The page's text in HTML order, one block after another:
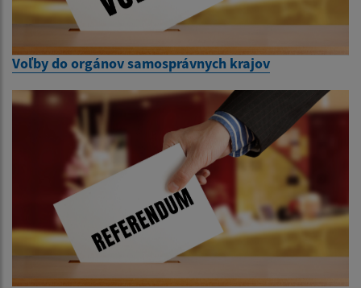
Voľby do orgánov samosprávnych krajov